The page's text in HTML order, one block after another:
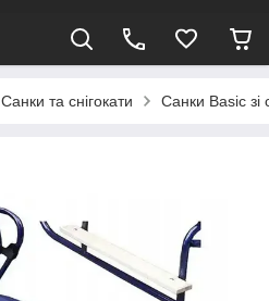
Санки та снігокати Санки Basic зі